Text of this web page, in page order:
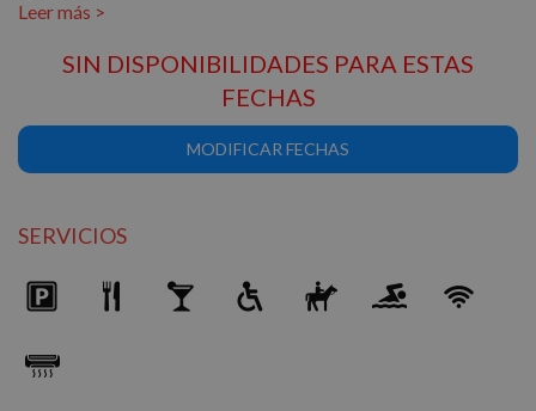
SIN DISPONIBILIDADES PARA ESTAS
FECHAS
MODIFICAR FECHAS
SERVICIOS